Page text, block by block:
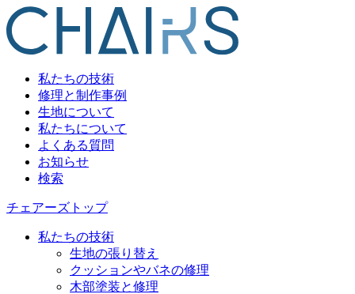
私たちの技術
修理と制作事例
生地について
私たちについて
よくある質問
お知らせ
検索
チェアーズトップ
私たちの技術
生地の張り替え
クッションやバネの修理
木部塗装と修理